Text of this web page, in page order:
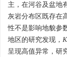
主，在河谷及盆地
灰岩分布区既存在
性不是影响地貌参
地区的研究发现， K
呈现高值异常，研